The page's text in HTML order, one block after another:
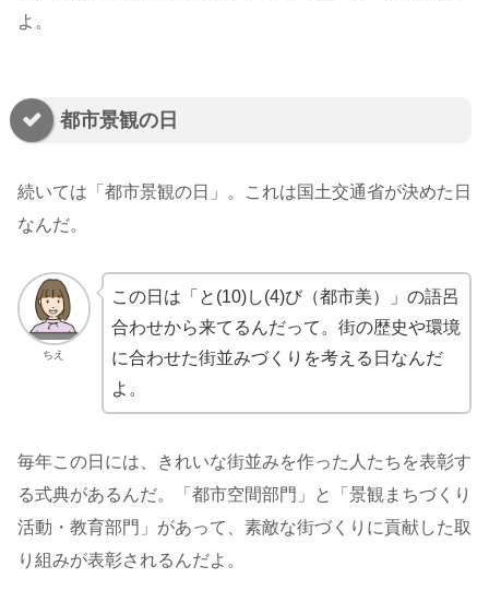
よ。
都市景観の日
続いては「都市景観の日」。これは国土交通省が決めた日
なんだ。
ちえ
この日は「と(10)し(4)び（都市美）」の語呂
合わせから来てるんだって。街の歴史や環境
に合わせた街並みづくりを考える日なんだ
よ。
毎年この日には、きれいな街並みを作った人たちを表彰す
る式典があるんだ。「都市空間部門」と「景観まちづくり
活動・教育部門」があって、素敵な街づくりに貢献した取
り組みが表彰されるんだよ。